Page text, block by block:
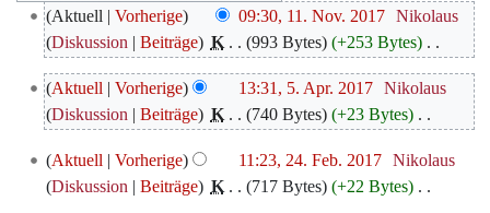
11.
November
2017
Aktuell Vorherige 09:30, 11. Nov. 2017‎ Nikolaus
Diskussion
Beiträge K 993 Bytes +253 Bytes ‎
e
i
e
B
5.
April
2017
Aktuell Vorherige 13:31, 5. Apr. 2017‎ Nikolaus
Diskussion
Beiträge K 740 Bytes +23 Bytes ‎
e
i
24.
Februar
Aktuell Vorherige 11:23, 24. Feb. 2017‎ Nikolaus
Diskussion
Beiträge K 717 Bytes +22 Bytes ‎